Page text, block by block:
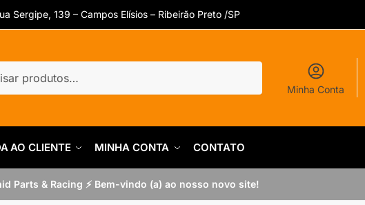
Sergipe, 139 – Campos Elísios – Ribeirão Preto /SP
Minha Conta
AO CLIENTE MINHA CONTA CONTATO
Parts & Racing ⚡ Bem-vindo (a) ao nosso novo site!